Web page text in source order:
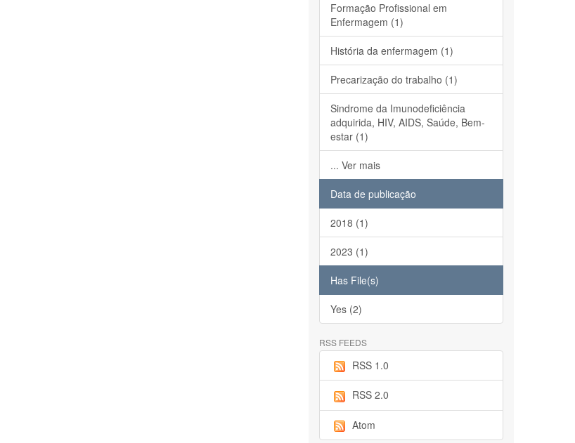
Formação Profissional em
Enfermagem (1)
História da enfermagem (1)
Precarização do trabalho (1)
Sindrome da Imunodeficiência
adquirida, HIV, AIDS, Saúde, Bem-
estar (1)
... Ver mais
Data de publicação
2018 (1)
2023 (1)
Has File(s)
Yes (2)
RSS FEEDS
RSS 1.0
RSS 2.0
Atom